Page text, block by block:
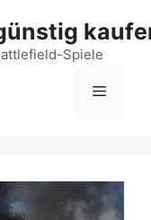
Spiele
Menü